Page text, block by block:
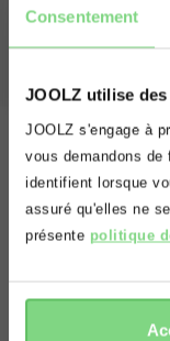
Consentement
JOOLZ utilise
JOOLZ s'engage à
vous demandons
identifient lorsque
assuré qu'elles ne
présente politique
Oups! Il
situez
Voulez